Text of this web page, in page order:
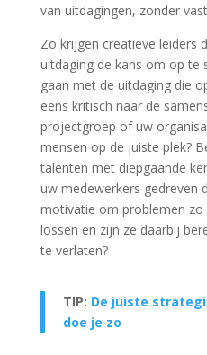
van uitdagingen, zonder
Zo krijgen creatieve leiders
uitdaging de kans om op te
gaan met de uitdaging die
eens kritisch naar de
projectgroep of uw
mensen op de juiste plek?
talenten met diepgaande
uw medewerkers gedreven
motivatie om problemen
lossen en zijn ze daarbij
te verlaten?
TIP: De juiste
doe je zo